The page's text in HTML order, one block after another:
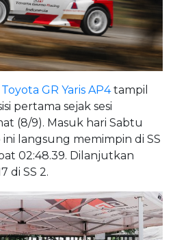
GR Yaris AP4tampil
pertama sejak sesi
(8/9). Masuk hari Sabtu
langsung memimpin di SS
02:48.39. Dilanjutkan
di SS 2.